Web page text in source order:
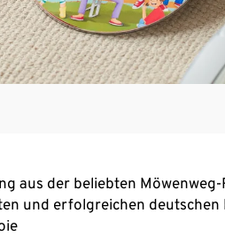
aus der beliebten Möwenweg-
und erfolgreichen deutschen